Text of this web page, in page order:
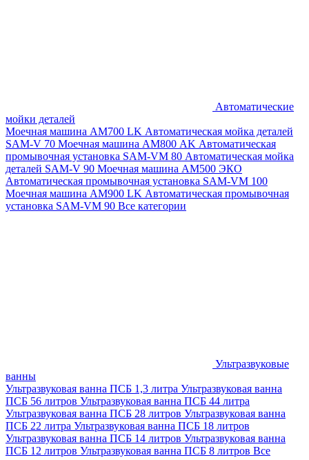
Автоматические
мойки деталей
Моечная машина AM700 LK Автоматическая мойка деталей
SAM-V 70 Моечная машина АМ800 AK Автоматическая
промывочная установка SAM-VM 80 Автоматическая мойка
деталей SAM-V 90 Моечная машина АМ500 ЭКО
Автоматическая промывочная установка SAM-VM 100
Моечная машина AM900 LK Автоматическая промывочная
установка SAM-VM 90 Все категории
Ультразвуковые
ванны
Ультразвуковая ванна ПСБ 1,3 литра Ультразвуковая ванна
ПСБ 56 литров Ультразвуковая ванна ПСБ 44 литра
Ультразвуковая ванна ПСБ 28 литров Ультразвуковая ванна
ПСБ 22 литра Ультразвуковая ванна ПСБ 18 литров
Ультразвуковая ванна ПСБ 14 литров Ультразвуковая ванна
ПСБ 12 литров Ультразвуковая ванна ПСБ 8 литров Все